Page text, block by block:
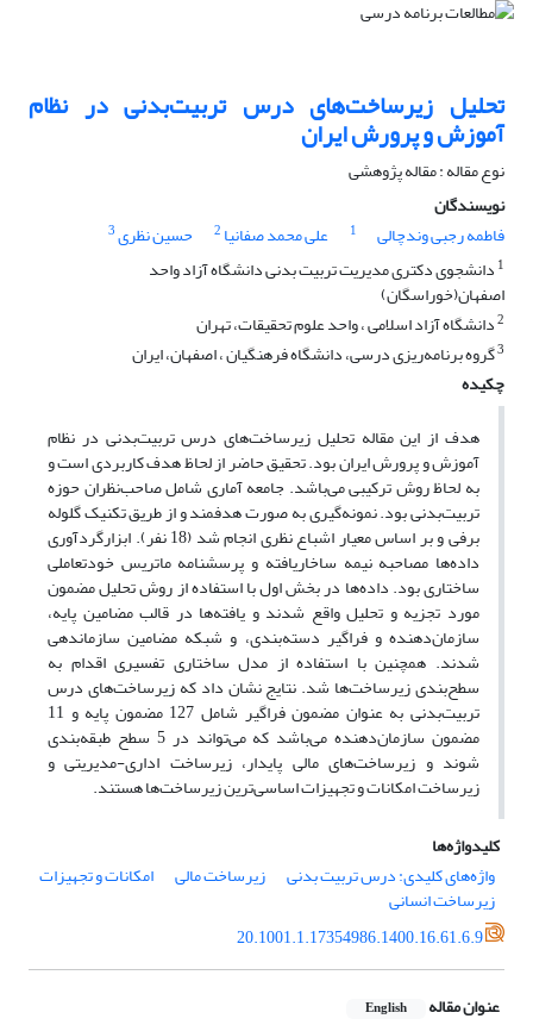
تحلیل زیرساخت‌های درس تربیت‌بدنی در نظام
آموزش و پرورش ایران
نوع مقاله : مقاله پژوهشی
نویسندگان
فاطمه رجبی وندچالی
1 علی محمد صفانیا 2 حسین نظری3
1 دانشجوی دکتری مدیریت تربیت بدنی دانشگاه آزاد واحد
اصفهان(خوراسگان)
2دانشگاه آزاد اسلامی ، واحد علوم تحقیقات، تهران
3گروه برنامه‌ریزی درسی، دانشگاه فرهنگیان ، اصفهان، ایران
چکیده
هدف از این مقاله تحلیل زیرساخت‌های درس تربیت‌بدنی در نظام
آموزش و پرورش ایران بود. تحقیق حاضر از لحاظ هدف کاربردی است و
به لحاظ روش ترکیبی می‌باشد. جامعه آماری شامل صاحب‌نظران حوزه
تربیت‌بدنی بود. نمونه‌گیری به صورت هدفمند و از طریق تکنیک گلوله
برفی و بر اساس معیار اشباع نظری انجام شد (18 نفر). ابزارگردآوری
داده‌ها مصاحبه نیمه ساخاریافته و پرسشنامه ماتریس خودتعاملی
ساختاری بود. داده‌ها در بخش اول با استفاده از روش تحلیل مضمون
مورد تجزیه و تحلیل واقع شدند و یافته‌ها در قالب مضامین پایه،
سازمان‌دهنده و فراگیر دسته‌بندی، و شبکه مضامین سازماندهی
شدند. همچنین با استفاده از مدل ساختاری تفسیری اقدام به
سطح‌بندی زیرساخت‌ها شد. نتایج نشان داد که زیرساخت‌های درس
تربیت‌بدنی به عنوان مضمون فراگیر شامل 127 مضمون پایه و 11
مضمون سازمان‌دهنده می‌باشد که می‌تواند در 5 سطح طبقه‌بندی
شوند و زیرساخت‌های مالی پایدار، زیرساخت اداری-مدیریتی و
زیرساخت امکانات و تجهیزات اساسی‌ترین زیرساخت‌ها هستند.
کلیدواژه‌ها
واژه‌های کلیدی: درس تربیت بدنی
زیرساخت مالی امکانات و تجهیزات
زیرساخت انسانی
20.1001.1.17354986.1400.16.61.6.9
عنوان مقاله English